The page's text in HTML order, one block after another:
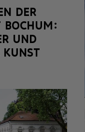
DER
BOCHUM:
UND
KUNST